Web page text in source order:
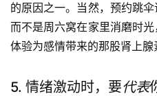
的原因之一。当然，预约跳伞
而不是周六窝在家里消磨时
体验为感情带来的那股肾上腺
5. 情绪激动时，要代表